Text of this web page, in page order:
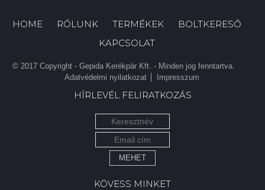
HOME RÓLUNK TERMÉKEK
BOLTKERESŐ
KAPCSOLAT
© 2017 Copyright - Gepida Kerékpár Kft. - Minden jog fenntartva.
Adatvédelmi nyilatkozat
Impresszum
HÍRLEVÉL FELIRATKOZÁS
MEHET
KÖVESS MINKET